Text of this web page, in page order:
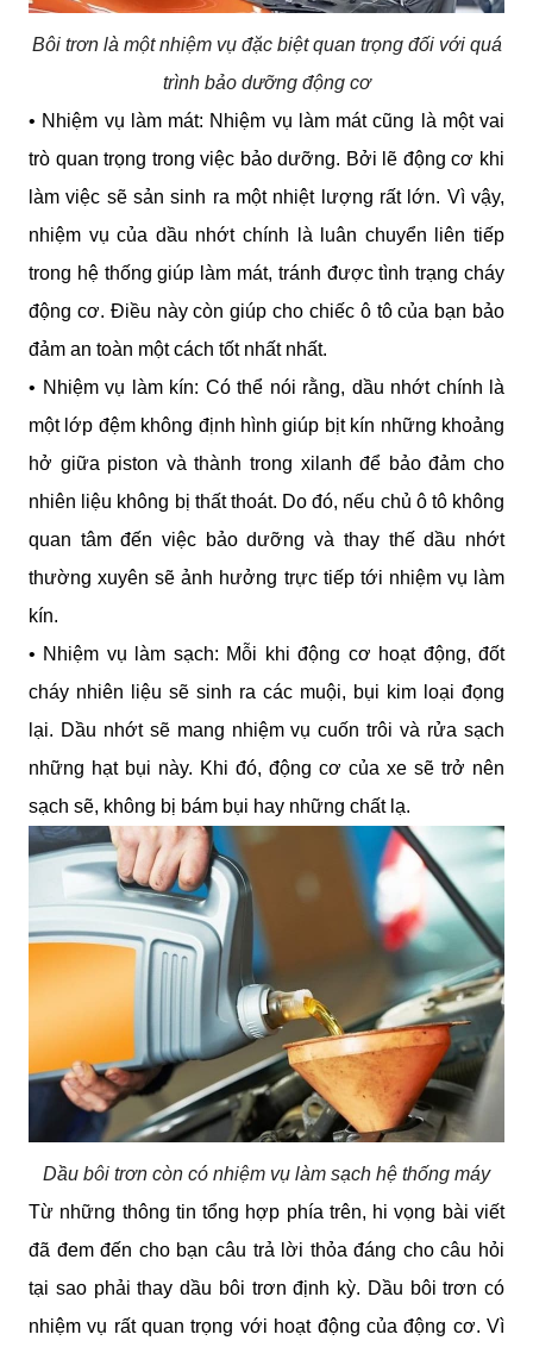
Bôi trơn là một nhiệm vụ đặc biệt quan trọng đối với quá
trình bảo dưỡng động cơ
• Nhiệm vụ làm mát: Nhiệm vụ làm mát cũng là một vai
trò quan trọng trong việc bảo dưỡng. Bởi lẽ động cơ khi
làm việc sẽ sản sinh ra một nhiệt lượng rất lớn. Vì vậy,
nhiệm vụ của dầu nhớt chính là luân chuyển liên tiếp
trong hệ thống giúp làm mát, tránh được tình trạng cháy
động cơ. Điều này còn giúp cho chiếc ô tô của bạn bảo
đảm an toàn một cách tốt nhất nhất.
• Nhiệm vụ làm kín: Có thể nói rằng, dầu nhớt chính là
một lớp đệm không định hình giúp bịt kín những khoảng
hở giữa piston và thành trong xilanh để bảo đảm cho
nhiên liệu không bị thất thoát. Do đó, nếu chủ ô tô không
quan tâm đến việc bảo dưỡng và thay thế dầu nhớt
thường xuyên sẽ ảnh hưởng trực tiếp tới nhiệm vụ làm
kín.
• Nhiệm vụ làm sạch: Mỗi khi động cơ hoạt động, đốt
cháy nhiên liệu sẽ sinh ra các muội, bụi kim loại đọng
lại. Dầu nhớt sẽ mang nhiệm vụ cuốn trôi và rửa sạch
những hạt bụi này. Khi đó, động cơ của xe sẽ trở nên
sạch sẽ, không bị bám bụi hay những chất lạ.
Dầu bôi trơn còn có nhiệm vụ làm sạch hệ thống máy
Từ những thông tin tổng hợp phía trên, hi vọng bài viết
đã đem đến cho bạn câu trả lời thỏa đáng cho câu hỏi
tại sao phải thay dầu bôi trơn định kỳ. Dầu bôi trơn có
nhiệm vụ rất quan trọng với hoạt động của động cơ. Vì